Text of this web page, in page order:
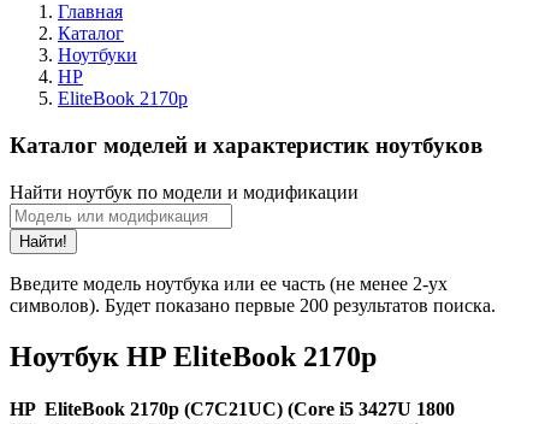
Главная
Каталог
Ноутбуки
HP
EliteBook 2170p
Каталог моделей и характеристик ноутбуков
Найти ноутбук по модели и модификации
Найти!
Введите модель ноутбука или ее часть (не менее 2-ух
символов). Будет показано первые 200 результатов поиска.
Ноутбук HP EliteBook 2170p
HP EliteBook 2170p (C7C21UC) (Core i5 3427U 1800